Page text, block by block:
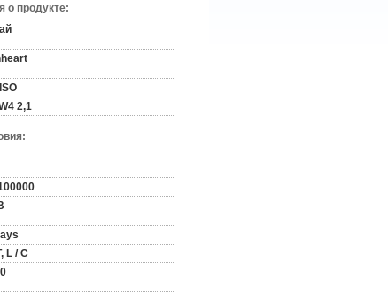
о продукте:
2,1
L / C